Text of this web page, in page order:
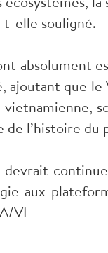
t-elle souligné.
absolument
que le
vietnamienne,
de l’histoire du
devrait
aux
VI